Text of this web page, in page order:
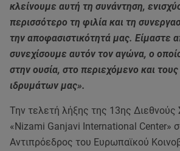
κλείνουμε αυτή τη συνάντηση,
περισσότερο τη φιλία και τη
την αποφασιστικότητά μας. Είμαστε
συνεχίσουμε αυτόν τον αγώνα, ο
στην ουσία, στο περιεχόμενο και
ιδρυμάτων μας».
Την τελετή λήξης της 13ης Διεθνούς
«Nizami Ganjavi International Center»
Αντιπρόεδρος του Ευρωπαϊκού